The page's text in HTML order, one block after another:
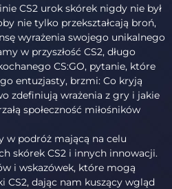
CS2 urok skórek nigdy nie był
nie tylko przekształcają broń,
wyrażenia swojego unikalnego
w przyszłość CS2, długo
CS:GO, pytanie, które
entuzjasty, brzmi: Co kryją
zdefiniują wrażenia z gry i jakie
społeczność miłośników
podróż mającą na celu
skórek CS2 i innych innowacji.
i wskazówek, które mogą
CS2, dając nam kuszący wgląd